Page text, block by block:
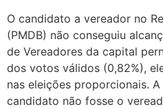
O candidato a vereador no
(PMDB) não conseguiu
de Vereadores da capital
dos votos válidos (0,82%),
nas eleições proporcionais.
candidato não fosse o